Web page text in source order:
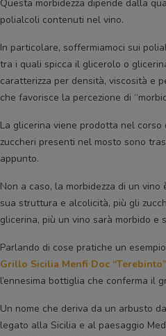
Questa morbidezza dipende dalla
polialcoli contenuti nel vino.
In particolare, soffermiamoci sui
tra i quali spicca il glicerolo o
caratterizza per densità, viscosità e
che favorisce la percezione di
La glicerina viene prodotta nel
zuccheri presenti nel mosto sono
appunto.
Non a caso, la morbidezza di un
sua struttura e alcolicità, più gli
glicerina, più un vino sarà morbido e
Parlando di cose pratiche un
Grillo Sicilia Menfi Doc
l’ennesima bottiglia che conferma il
Un nome che deriva da un arbusto
legato alla Sicilia e al paesaggio